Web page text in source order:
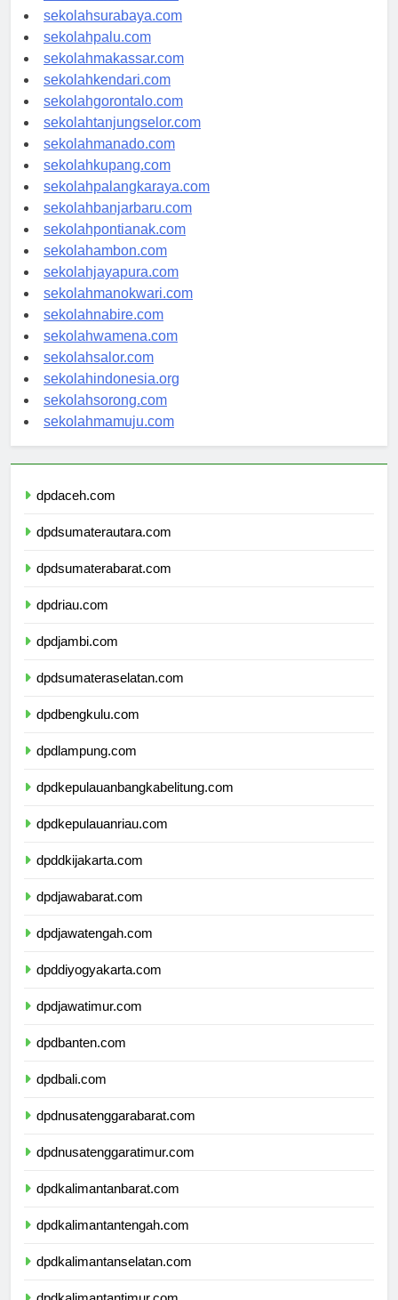
sekolahmataram.com
sekolahsurabaya.com
sekolahpalu.com
sekolahmakassar.com
sekolahkendari.com
sekolahgorontalo.com
sekolahtanjungselor.com
sekolahmanado.com
sekolahkupang.com
sekolahpalangkaraya.com
sekolahbanjarbaru.com
sekolahpontianak.com
sekolahambon.com
sekolahjayapura.com
sekolahmanokwari.com
sekolahnabire.com
sekolahwamena.com
sekolahsalor.com
sekolahindonesia.org
sekolahsorong.com